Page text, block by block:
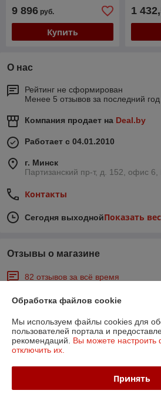
9 896 руб.
Купить
1
О нас
Рейтинг не сформирован
Менее 5 отзывов за последний год
Компания продает на Deal.by
Работает с 04.01.2010
г. Минск
Партизанский пр-т, д. 152, офис
Контакты
Сегодня выходнойПоказать
Отзывы о магазине
82 отзывов за всё время
Покупатель
Отлично
Покупатель
Отлично
отлично!!!
Обработка файлов cookie
Мы используем файлы cookies для
пользователей портала и
рекомендаций. Вы можете
отключить их.
Принять